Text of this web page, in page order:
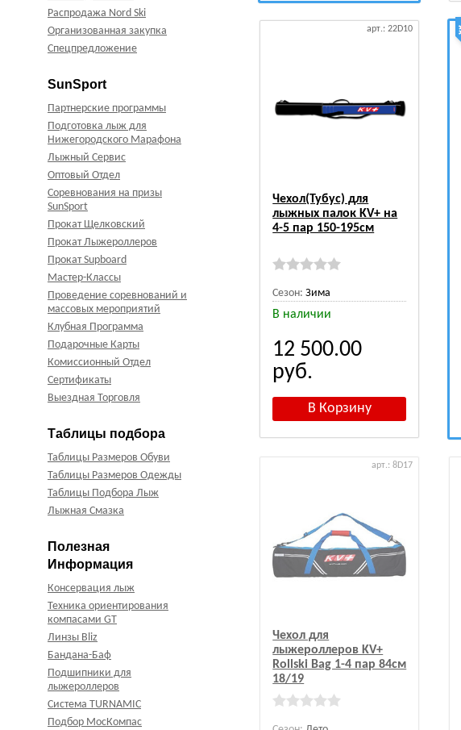
Распродажа Nord Ski
Организованная закупка
Спецпредложение
SunSport
Партнерские программы
Подготовка лыж для
Нижегородского Марафона
Лыжный Сервис
Оптовый Отдел
Соревнования на призы
SunSport
Прокат Щелковский
Прокат Лыжероллеров
Прокат Supboard
Мастер-Классы
Проведение соревнований и
массовых мероприятий
Клубная Программа
Подарочные Карты
Комиссионный Отдел
Сертификаты
Выездная Торговля
Таблицы подбора
Таблицы Размеров Обуви
Таблицы Размеров Одежды
Таблицы Подбора Лыж
Лыжная Смазка
Полезная
Информация
Консервация лыж
Техника ориентирования
компасами GT
Линзы Bliz
Бандана-Баф
Подшипники для
лыжероллеров
Система TURNAMIC
Подбор МосКомпас
арт.: 22D10
Чехол(Тубус) для
лыжных палок KV+ на
4-5 пар 150-195см
Сезон: Зима
В наличии
12 500.00
руб.
арт.: 8D17
Чехол для
лыжероллеров KV+
Rollski Bag 1-4 пар 84см
18/19